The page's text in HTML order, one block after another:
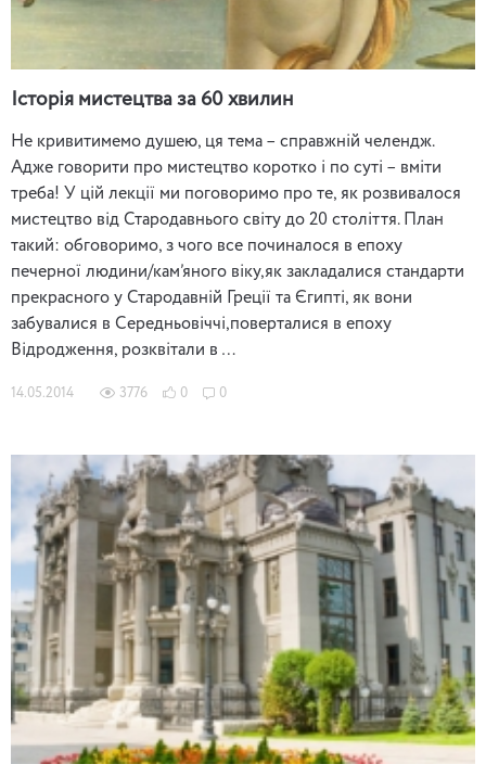
Історія мистецтва за 60 хвилин
Не кривитимемо душею, ця тема – справжній челендж.
Адже говорити про мистецтво коротко і по суті – вміти
треба! У цій лекції ми поговоримо про те, як розвивалося
мистецтво від Стародавнього світу до 20 століття. План
такий: обговоримо, з чого все починалося в епоху
печерної людини/кам’яного віку,як закладалися стандарти
прекрасного у Стародавній Греції та Єгипті, як вони
забувалися в Середньовіччі,поверталися в епоху
Відродження, розквітали в …
14.05.2014 3776 0 0